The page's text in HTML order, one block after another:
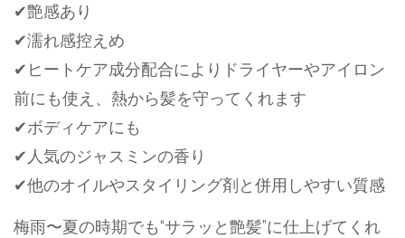
✔︎艶感あり
✔︎濡れ感控えめ
✔︎ヒートケア成分配合によりドライヤーやアイロン
前にも使え、熱から髪を守ってくれます
✔︎ボディケアにも
✔︎人気のジャスミンの香り
✔︎他のオイルやスタイリング剤と併用しやすい質感
梅雨〜夏の時期でも“サラッと艶髪”に仕上げてくれ